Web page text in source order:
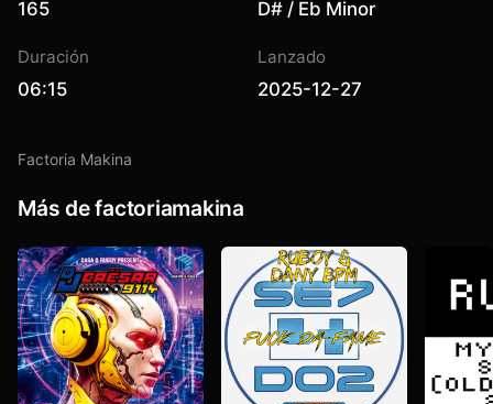
165 D# / Eb Minor
Duración
06:15
Lanzado
2025-12-27
Factoria Makina
Más de factoriamakina